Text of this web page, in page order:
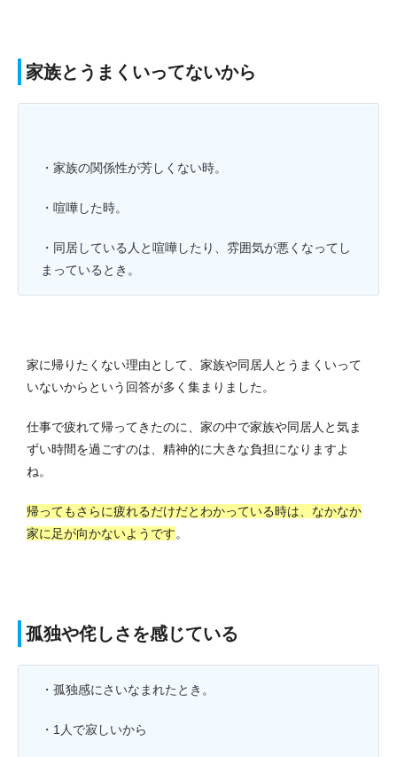
家族とうまくいってないから
・家族の関係性が芳しくない時。
・喧嘩した時。
・同居している人と喧嘩したり、雰囲気が悪くなってし
まっているとき。
家に帰りたくない理由として、家族や同居人とうまくいって
いないからという回答が多く集まりました。
仕事で疲れて帰ってきたのに、家の中で家族や同居人と気ま
ずい時間を過ごすのは、精神的に大きな負担になりますよ
ね。
帰ってもさらに疲れるだけだとわかっている時は、なかなか
家に足が向かないようです。
孤独や侘しさを感じている
・孤独感にさいなまれたとき。
・1人で寂しいから